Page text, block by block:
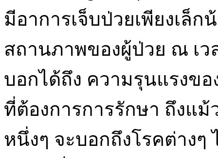
มีอาการเจ็บป่วยเพียงเล็
สถานภาพของผู้ป่วย ณ เ
บอกได้ถึง ความรุนแรงข
ที่ต้องการการรักษา ถึงแ
หนึ่งๆ จะบอกถึงโรคต่างๆ